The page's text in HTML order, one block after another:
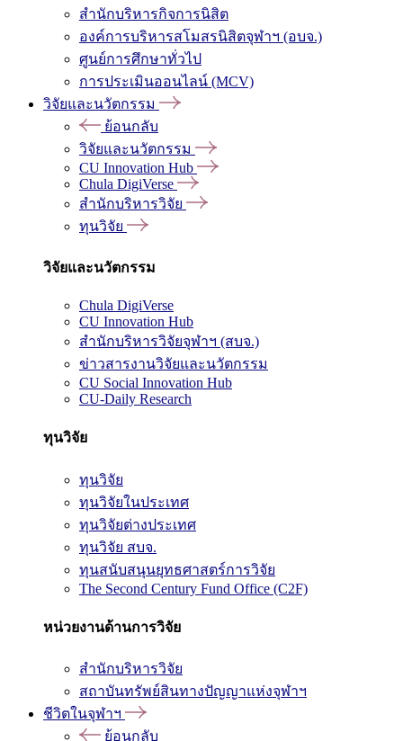
สำนักบริหารกิจการนิสิต
องค์การบริหารสโมสรนิสิตจุฬาฯ (อบจ.)
ศูนย์การศึกษาทั่วไป
การประเมินออนไลน์ (MCV)
วิจัยและนวัตกรรม
ย้อนกลับ
วิจัยและนวัตกรรม
CU Innovation Hub
Chula DigiVerse
สำนักบริหารวิจัย
ทุนวิจัย
วิจัยและนวัตกรรม
Chula DigiVerse
CU Innovation Hub
สำนักบริหารวิจัยจุฬาฯ (สบจ.)
ข่าวสารงานวิจัยและนวัตกรรม
CU Social Innovation Hub
CU-Daily Research
ทุนวิจัย
ทุนวิจัย
ทุนวิจัยในประเทศ
ทุนวิจัยต่างประเทศ
ทุนวิจัย สบจ.
ทุนสนับสนุนยุทธศาสตร์การวิจัย
The Second Century Fund Office (C2F)
หน่วยงานด้านการวิจัย
สำนักบริหารวิจัย
สถาบันทรัพย์สินทางปัญญาแห่งจุฬาฯ
ชีวิตในจุฬาฯ
ย้อนกลับ